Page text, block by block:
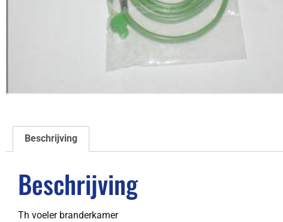
Beschrijving
Beschrijving
Th voeler branderkamer